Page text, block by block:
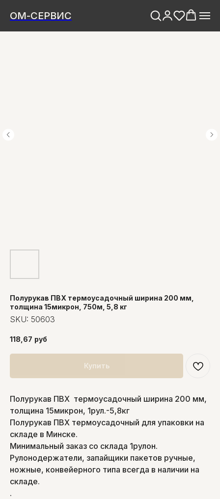
ОМ-СЕРВИС
Полурукав ПВХ термоусадочный ширина 200 мм,
толщина 15микрон, 750м, 5,8 кг
SKU: 50603
118,67 руб
Купить
Полурукав ПВХ термоусадочный ширина 200 мм,
толщина 15микрон, 1рул.-5,8кг
Полурукав ПВХ термоусадочный для упаковки на
складе в Минске.
Минимальный заказ со склада 1рулон.
Рулонодержатели, запайщики пакетов ручные,
ножные, конвейерного типа всегда в наличии на
складе.
.